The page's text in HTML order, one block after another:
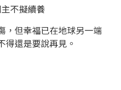
不擬續養
，但幸福已在地球另一端
得還是要說再見。